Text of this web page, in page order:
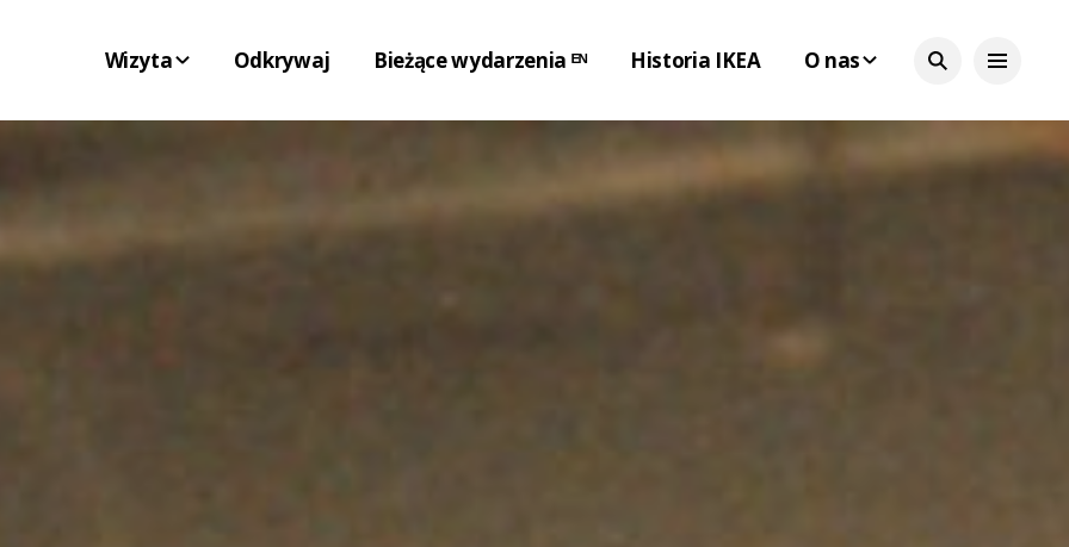
Wizyta Odkrywaj Bieżące wydarzenia ᴱᴺ Historia IKEA O nas